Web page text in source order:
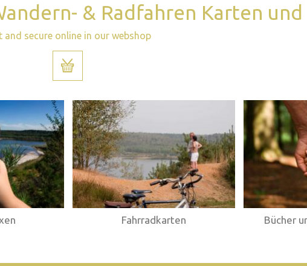
& Radfahren Karten
and secure online in our webshop
Fahrradkarten Bücher